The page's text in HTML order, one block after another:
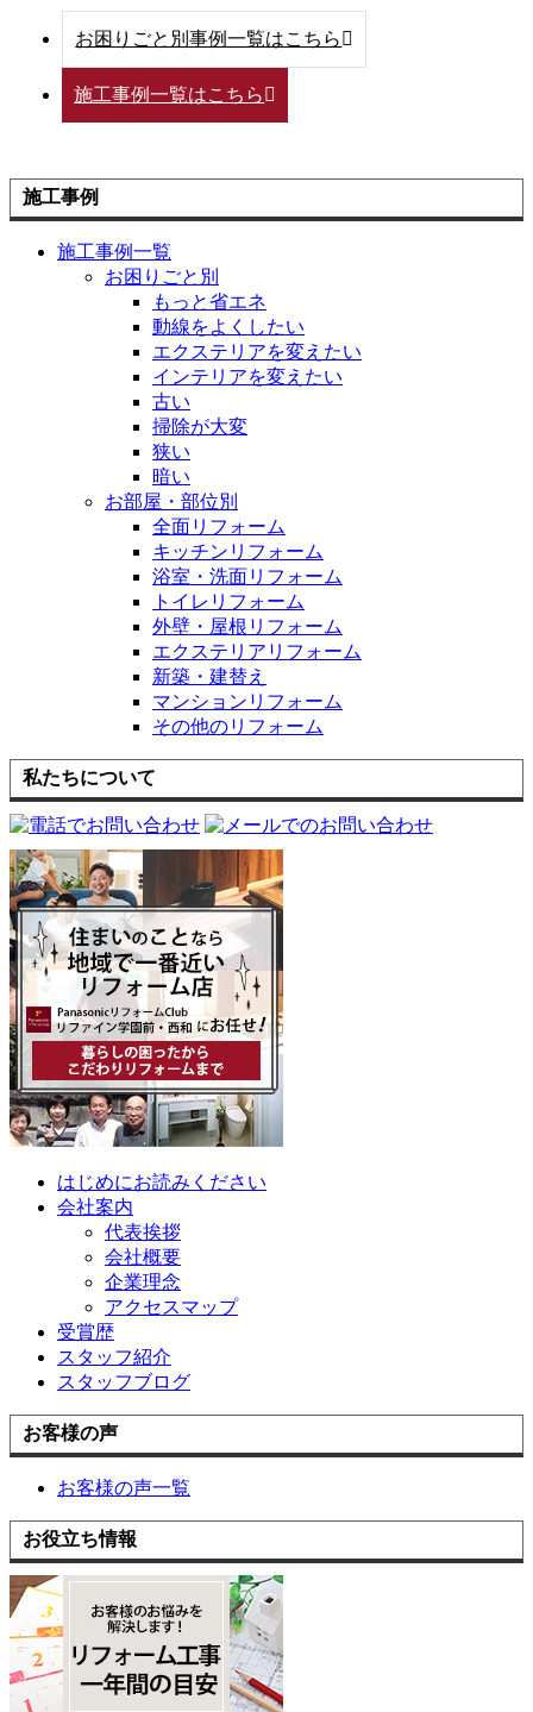
お困りごと別事例一覧はこちら
施工事例一覧はこちら
施工事例
施工事例一覧
お困りごと別
もっと省エネ
動線をよくしたい
エクステリアを変えたい
インテリアを変えたい
古い
掃除が大変
狭い
暗い
お部屋・部位別
全面リフォーム
キッチンリフォーム
浴室・洗面リフォーム
トイレリフォーム
外壁・屋根リフォーム
エクステリアリフォーム
新築・建替え
マンションリフォーム
その他のリフォーム
私たちについて
はじめにお読みください
会社案内
代表挨拶
会社概要
企業理念
アクセスマップ
受賞歴
スタッフ紹介
スタッフブログ
お客様の声
お客様の声一覧
お役立ち情報